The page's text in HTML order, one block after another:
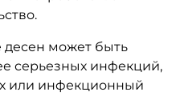
десен может быть
серьезных инфекций,
или инфекционный